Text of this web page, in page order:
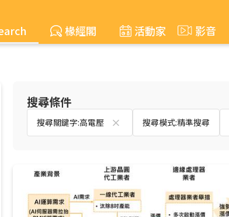
椽經閣 活動家 影音
搜尋條件
搜尋關鍵字:高電壓 搜尋模式:精準搜尋